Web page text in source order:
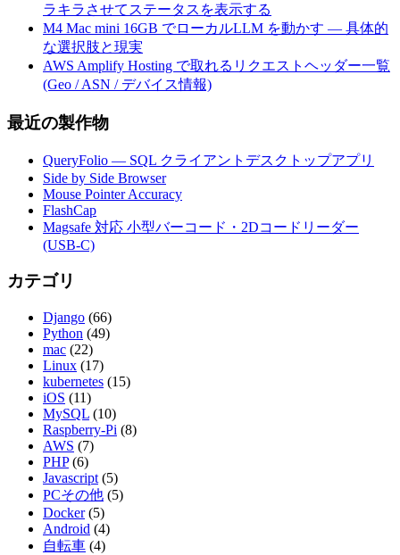
ラキラさせてステータスを表示する
M4 Mac mini 16GB でローカルLLM を動かす — 具体的
な選択肢と現実
AWS Amplify Hosting で取れるリクエストヘッダー一覧
(Geo / ASN / デバイス情報)
最近の製作物
QueryFolio — SQL クライアントデスクトップアプリ
Side by Side Browser
Mouse Pointer Accuracy
FlashCap
Magsafe 対応 小型バーコード・2Dコードリーダー
(USB-C)
カテゴリ
Django (66)
Python (49)
mac (22)
Linux (17)
kubernetes (15)
iOS (11)
MySQL (10)
Raspberry-Pi (8)
AWS (7)
PHP (6)
Javascript (5)
PCその他 (5)
Docker (5)
Android (4)
自転車 (4)